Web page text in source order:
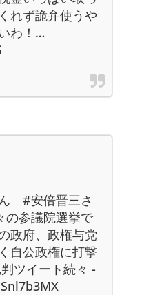
れず詭弁使うや
わ！…
#安倍晋三さ
の参議院選挙で
政府、政権与党
自公政権に打撃
ツイート続々 -